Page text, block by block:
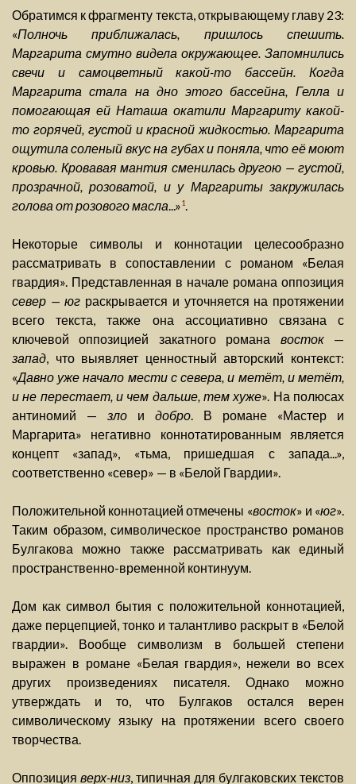
Обратимся к фрагменту текста, открывающему главу 23:
«Полночь приближалась, пришлось спешить.
Маргарита смутно видела окружающее. Запомнились
свечи и самоцветный какой-то бассейн. Когда
Маргарита стала на дно этого бассейна, Гелла и
помогающая ей Наташа окатили Маргариту какой-
то горячей, густой и красной жидкостью. Маргарита
ощутила соленый вкус на губах и поняла, что её моют
кровью. Кровавая мантия сменилась другою — густой,
прозрачной, розоватой, и у Маргариты закружилась
голова от розового масла...»1.
Некоторые символы и коннотации целесообразно
рассматривать в сопоставлении с романом «Белая
гвардия». Представленная в начале романа оппозиция
север — юг раскрывается и уточняется на протяжении
всего текста, также она ассоциативно связана с
ключевой оппозицией закатного романа восток—
запад, что выявляет ценностный авторский контекст:
«Давно уже начало мести с севера, и метёт, и метёт,
и не перестает, и чем дальше, тем хуже». На полюсах
антиномий — зло и добро. В романе «Мастер и
Маргарита» негативно коннотатированным является
концепт «запад», «тьма, пришедшая с запада...»,
соответственно «север» — в «Белой Гвардии».
Положительной коннотацией отмечены «восток» и «юг».
Таким образом, символическое пространство романов
Булгакова можно также рассматривать как единый
пространственно-временной континуум.
Дом как символ бытия с положительной коннотацией,
даже перцепцией, тонко и талантливо раскрыт в «Белой
гвардии». Вообще символизм в большей степени
выражен в романе «Белая гвардия», нежели во всех
других произведениях писателя. Однако можно
утверждать и то, что Булгаков остался верен
символическому языку на протяжении всего своего
творчества.
Оппозиция верх-низ, типичная для булгаковских текстов